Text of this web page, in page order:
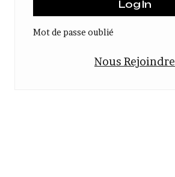
Mot de passe oublié
Nous Rejoindre